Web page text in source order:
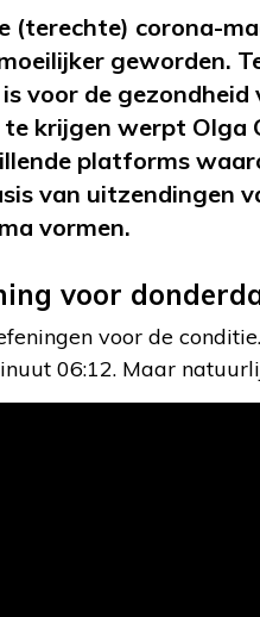
(terechte) corona-
geworden.
voor de
krijgen werpt Olga
platforms
van uitzendingen
vormen.
voor
voor de
06:12. Maar